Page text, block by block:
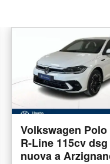
Volkswagen
R-Line 115cv dsg
nuova a